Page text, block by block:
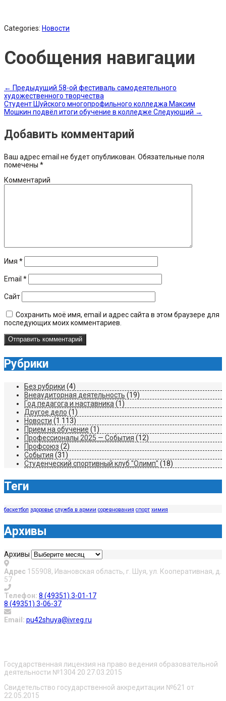
Categories: Новости
Сообщения навигации
← Предыдущий 58-ой фестиваль самодеятельного
художественного творчества
Студент Шуйского многопрофильного колледжа Максим
Мошкин подвёл итоги обучение в колледже Следующий →
Добавить комментарий
Ваш адрес email не будет опубликован. Обязательные поля
помечены *
Комментарий
Имя *
Email *
Сайт
Сохранить моё имя, email и адрес сайта в этом браузере для
последующих моих комментариев.
Рубрики
Без рубрики (4)
Внеаудиторная деятельность (19)
Год педагога и наставника (1)
Другое дело (1)
Новости (1 113)
Прием на обучение (1)
Профессионалы 2025 — События (12)
Профсоюз (2)
События (31)
Студенческий спортивный клуб "Олимп" (18)
Теги
баскетбол здоровье служба в армии соревнования спорт химия
Архивы
Архивы
Адрес 155908, Ивановская область, г. Шуя, ул. Кооперативная, д.
57
Телефон: 8 (49351) 3-01-17
8 (49351) 3-06-37
Email: pu42shuya@ivreg.ru
Государственная лицензия на право ведения образовательной
деятельности №1304 20 27.03.2015
Свидетельство государственной аккредитации №621 от
22.05.2015